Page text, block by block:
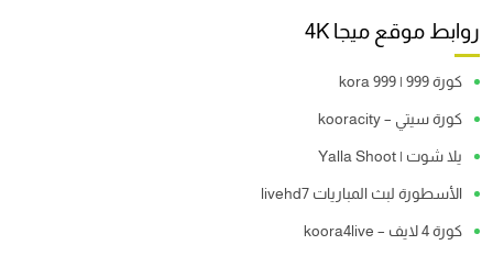
روابط موقع ميجا 4K
كورة 999 | kora 999
كورة سيتي – kooracity
يلا شوت | Yalla Shoot
الأسطورة لبث المباريات livehd7
كورة 4 لايف – koora4live